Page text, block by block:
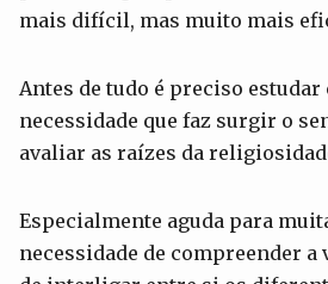
mais difícil, mas muito mais
Antes de tudo é preciso estudar
necessidade que faz surgir o
avaliar as raízes da
Especialmente aguda para
necessidade de compreender a